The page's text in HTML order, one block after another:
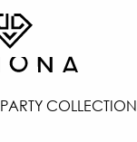
PARTY COLLECTION